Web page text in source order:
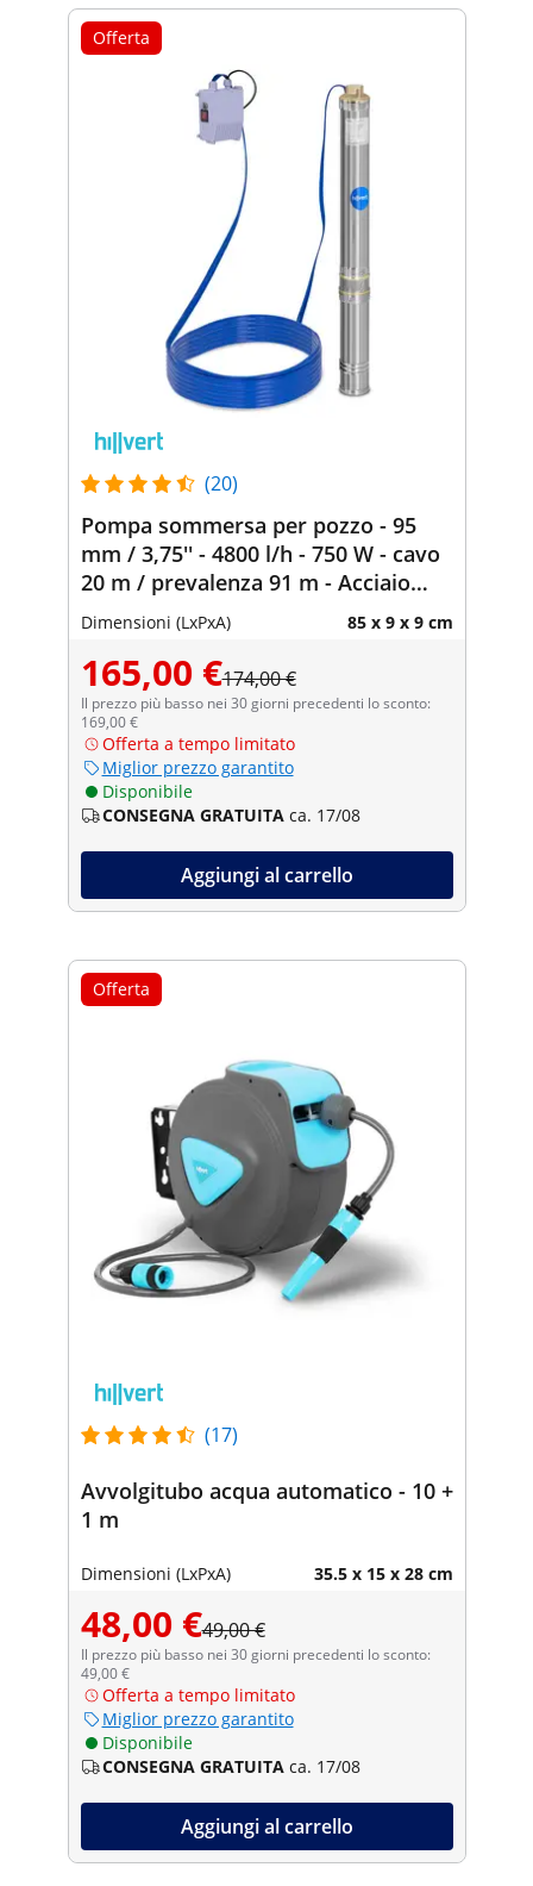
Offerta
(20)
Pompa sommersa per pozzo - 95
mm / 3,75'' - 4800 l/h - 750 W - cavo
20 m / prevalenza 91 m - Acciaio
inox
Dimensioni (LxPxA) 85 x 9 x 9 cm
165,00 €174,00 €
Il prezzo più basso nei 30 giorni precedenti lo sconto:
169,00 €
Offerta a tempo limitato
Miglior prezzo garantito
Disponibile
CONSEGNA GRATUITA ca. 17/08
Aggiungi al carrello
Offerta
(17)
Avvolgitubo acqua automatico - 10 +
1 m
Dimensioni (LxPxA) 35.5 x 15 x 28 cm
48,00 €49,00 €
Il prezzo più basso nei 30 giorni precedenti lo sconto:
49,00 €
Offerta a tempo limitato
Miglior prezzo garantito
Disponibile
CONSEGNA GRATUITA ca. 17/08
Aggiungi al carrello